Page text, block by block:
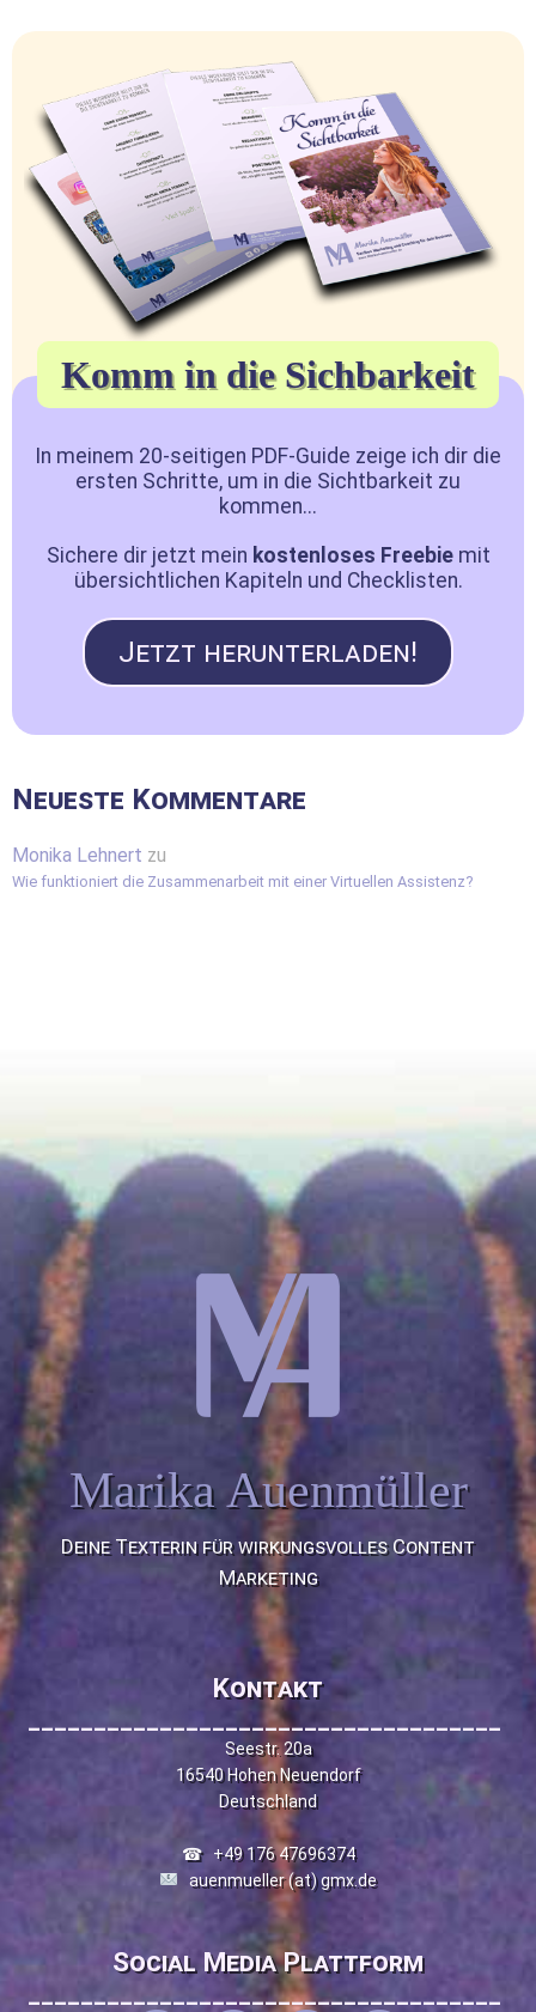
Komm in die Sichbarkeit
In meinem 20-seitigen PDF-Guide zeige ich dir die
ersten Schritte, um in die Sichtbarkeit zu
kommen...
Sichere dir jetzt mein kostenloses Freebiemit
übersichtlichen Kapiteln und Checklisten.
Jetzt herunterladen!
Neueste Kommentare
Monika Lehnert zu
Wie funktioniert die Zusammenarbeit mit einer Virtuellen Assistenz?
Marika Auenmüller
Deine Texterin für wirkungsvolles Content
Marketing
Kontakt
____________________________________
Seestr. 20a
16540 Hohen Neuendorf
Deutschland
☎+49 176 47696374
auenmueller (at) gmx.de
Social Media Plattform
____________________________________